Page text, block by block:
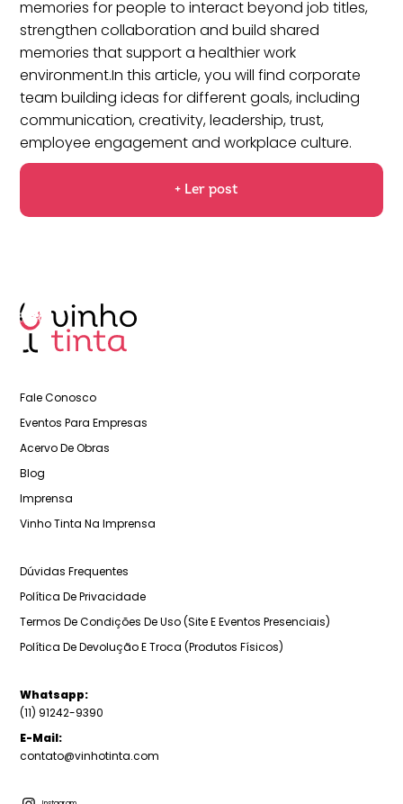
memories for people to interact beyond job titles,
strengthen collaboration and build shared
memories that support a healthier work
environment.In this article, you will find corporate
team building ideas for different goals, including
communication, creativity, leadership, trust,
employee engagement and workplace culture.
+ Ler post
Fale Conosco
Eventos Para Empresas
Acervo De Obras
Blog
Imprensa
Vinho Tinta Na Imprensa
Dúvidas Frequentes
Política De Privacidade
Termos De Condições De Uso (Site E Eventos Presenciais)
Política De Devolução E Troca (Produtos Físicos)
Whatsapp:
(11) 91242-9390
E-Mail:
contato@vinhotinta.com